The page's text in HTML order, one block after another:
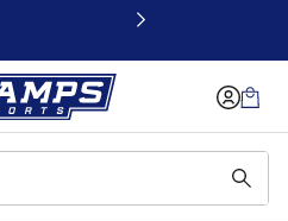
fenêtre